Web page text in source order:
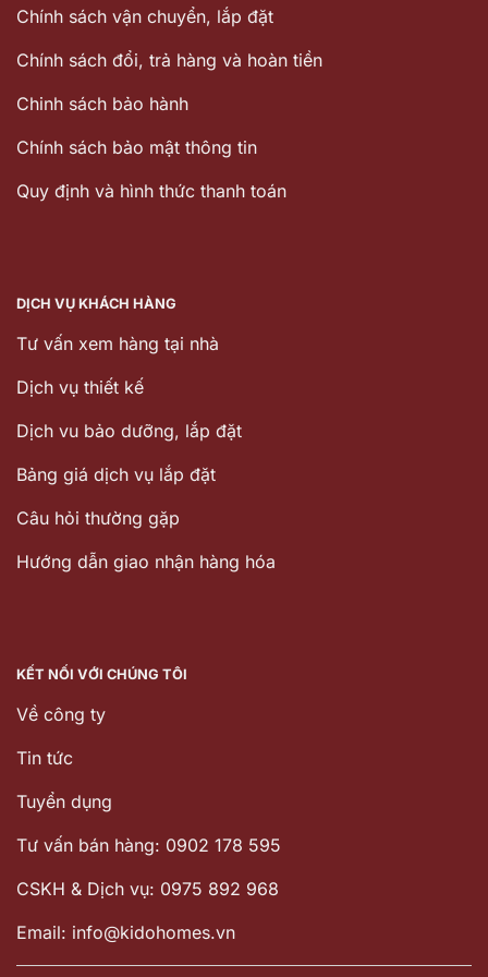
Chính sách vận chuyển, lắp đặt
Chính sách đổi, trả hàng và hoàn tiền
Chinh sách bảo hành
Chính sách bảo mật thông tin
Quy định và hình thức thanh toán
DỊCH VỤ KHÁCH HÀNG
Tư vấn xem hàng tại nhà
Dịch vụ thiết kế
Dịch vu bảo dưỡng, lắp đặt
Bảng giá dịch vụ lắp đặt
Câu hỏi thường gặp
Hướng dẫn giao nhận hàng hóa
KẾT NỐI VỚI CHÚNG TÔI
Về công ty
Tin tức
Tuyển dụng
Tư vấn bán hàng: 0902 178 595
CSKH & Dịch vụ: 0975 892 968
Email: info@kidohomes.vn